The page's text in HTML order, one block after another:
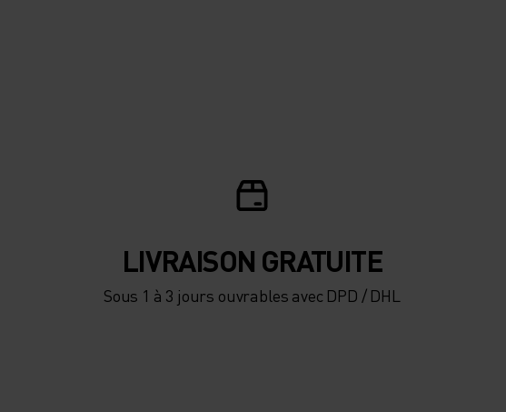
LIVRAISON GRATUITE
Sous 1 à 3 jours ouvrables avec DPD / DHL